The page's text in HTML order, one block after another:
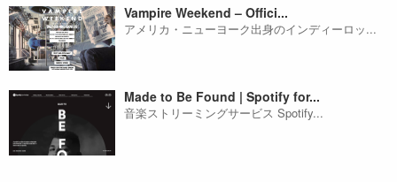
Vampire Weekend – Offici...
アメリカ・ニューヨーク出身のインディーロッ...
Made to Be Found | Spotify for...
音楽ストリーミングサービス Spotify...